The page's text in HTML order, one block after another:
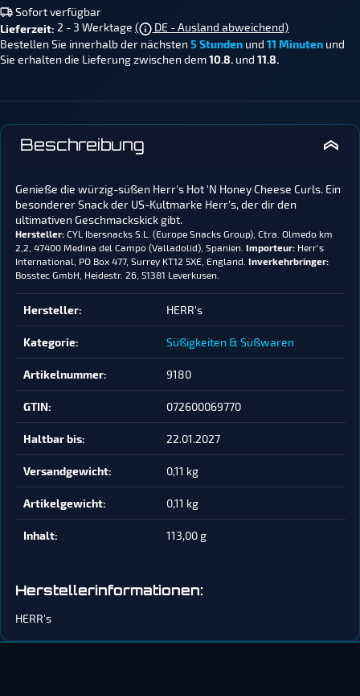
Sofort verfügbar
Lieferzeit: 2 - 3 Werktage (
DE - Ausland abweichend)
Bestellen Sie innerhalb der nächsten 5 Stunden und 11 Minuten und
Sie erhalten die Lieferung zwischen dem10.8. und 11.8.
Beschreibung
Genieße die würzig-süßen Herr's Hot 'N Honey Cheese Curls. Ein
besonderer Snack der US-Kultmarke Herr's, der dir den
ultimativen Geschmackskick gibt.
Hersteller:CYL Ibersnacks S.L. (Europe Snacks Group), Ctra. Olmedo km
2,2, 47400 Medina del Campo (Valladolid), Spanien. Importeur:Herr’s
International, PO Box 477, Surrey KT12 5XE, England. Inverkehrbringer:
Bosstec GmbH, Heidestr. 26, 51381 Leverkusen.
Produkteigenschaft
Wert
Hersteller: HERR's
Kategorie: Süßigkeiten & Süßwaren
Artikelnummer: 9180
GTIN: 072600069770
Haltbar bis: 22.01.2027
Versandgewicht‍: 0,11 kg
Artikelgewicht‍: 0,11 kg
Inhalt‍: 113,00 g
Herstellerinformationen:
HERR's